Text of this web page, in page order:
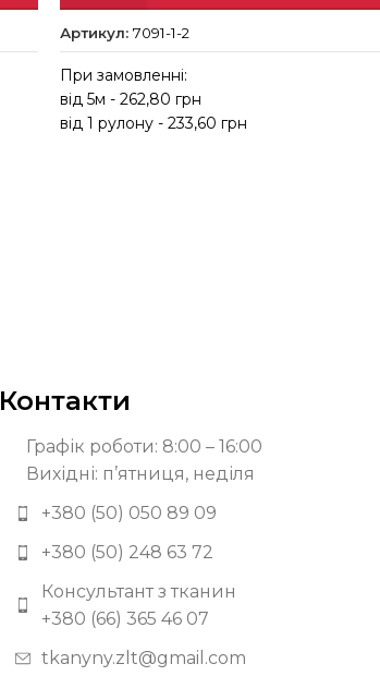
Артикул:7091-1-2
При замовленні:
від 5м - 262,80 грн
від 1 рулону - 233,60 грн
Контакти
Графік роботи: 8:00 – 16:00
Вихідні: п’ятниця, неділя
+380 (50) 050 89 09
+380 (50) 248 63 72
Консультант з тканин
+380 (66) 365 46 07
tkanyny.zlt@gmail.com